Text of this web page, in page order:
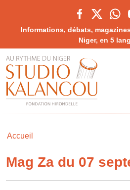
Informations, débats,
Niger, en 5
Accueil
Mag Za du 07